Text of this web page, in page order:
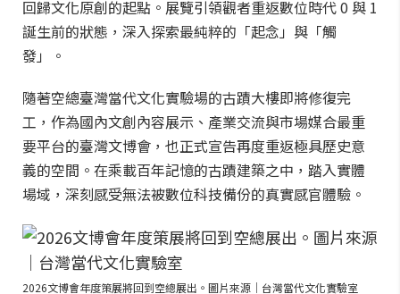
回歸文化原創的起點。展覽引領觀者重返數位時代 0 與 1
誕生前的狀態，深入探索最純粹的「起念」與「觸
發」。
隨著空總臺灣當代文化實驗場的古蹟大樓即將修復完
工，作為國內文創內容展示、產業交流與市場媒合最重
要平台的臺灣文博會，也正式宣告再度重返極具歷史意
義的空間。在乘載百年記憶的古蹟建築之中，踏入實體
場域，深刻感受無法被數位科技備份的真實感官體驗。
2026文博會年度策展將回到空總展出。圖片來源｜台灣當代文化實驗室